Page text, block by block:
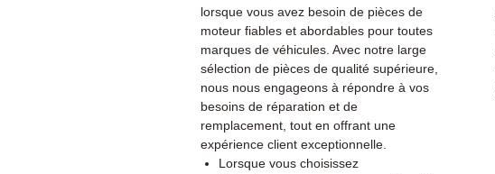
lorsque vous avez besoin de pièces de
moteur fiables et abordables pour toutes
marques de véhicules. Avec notre large
sélection de pièces de qualité supérieure,
nous nous engageons à répondre à vos
besoins de réparation et de
remplacement, tout en offrant une
expérience client exceptionnelle.
Lorsque vous choisissez